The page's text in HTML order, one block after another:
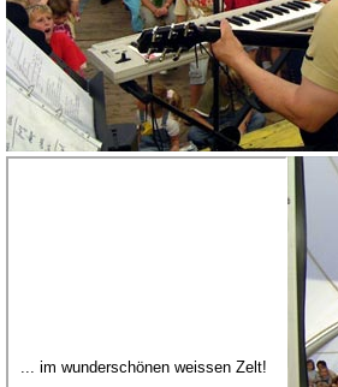
... im wunderschönen weissen Zelt!